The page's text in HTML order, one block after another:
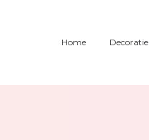
Home Decoratie